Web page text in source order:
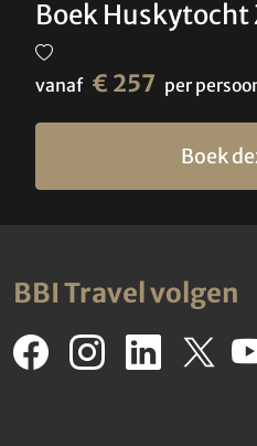
Boek
vanaf € 257 per
Boek
BBI Travel volgen